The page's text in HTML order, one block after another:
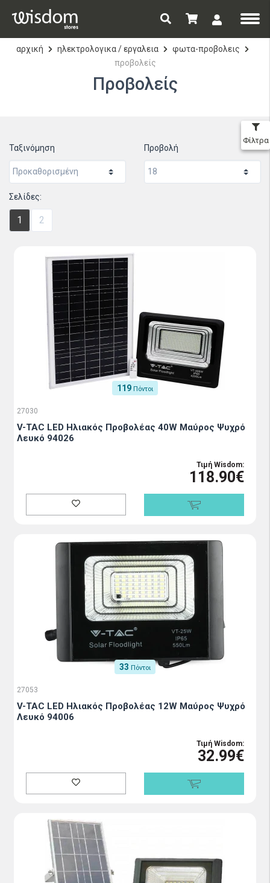
αρχική ηλεκτρολογικα / εργαλεια
φωτα-προβολεις
προβολείς
Προβολείς
Ταξινόμηση Προβολή
Σελίδες:
1 2
Φίλτρα
119 Πόντοι
27030
V-TAC LED Ηλιακός Προβολέας 40W Μαύρος Ψυχρό
Λευκό 94026
Τιμή Wisdom:
118.90€
33 Πόντοι
27053
V-TAC LED Ηλιακός Προβολέας 12W Μαύρος Ψυχρό
Λευκό 94006
Τιμή Wisdom:
32.99€